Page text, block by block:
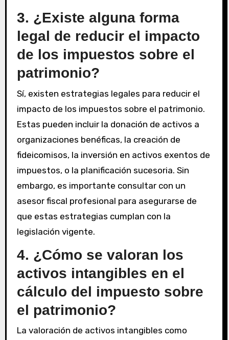
3. ¿Existe alguna forma
legal de reducir el impacto
de los impuestos sobre el
patrimonio?
Sí, existen estrategias legales para reducir el
impacto de los impuestos sobre el patrimonio.
Estas pueden incluir la donación de activos a
organizaciones benéficas, la creación de
fideicomisos, la inversión en activos exentos de
impuestos, o la planificación sucesoria. Sin
embargo, es importante consultar con un
asesor fiscal profesional para asegurarse de
que estas estrategias cumplan con la
legislación vigente.
4. ¿Cómo se valoran los
activos intangibles en el
cálculo del impuesto sobre
el patrimonio?
La valoración de activos intangibles como